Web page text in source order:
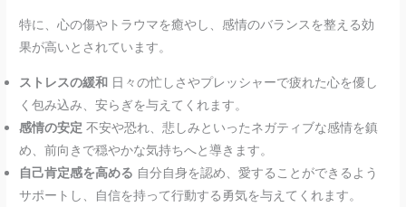
特に、心の傷やトラウマを癒やし、感情のバランスを整える効
果が高いとされています。
ストレスの緩和 日々の忙しさやプレッシャーで疲れた心を優し
く包み込み、安らぎを与えてくれます。
感情の安定 不安や恐れ、悲しみといったネガティブな感情を鎮
め、前向きで穏やかな気持ちへと導きます。
自己肯定感を高める 自分自身を認め、愛することができるよう
サポートし、自信を持って行動する勇気を与えてくれます。